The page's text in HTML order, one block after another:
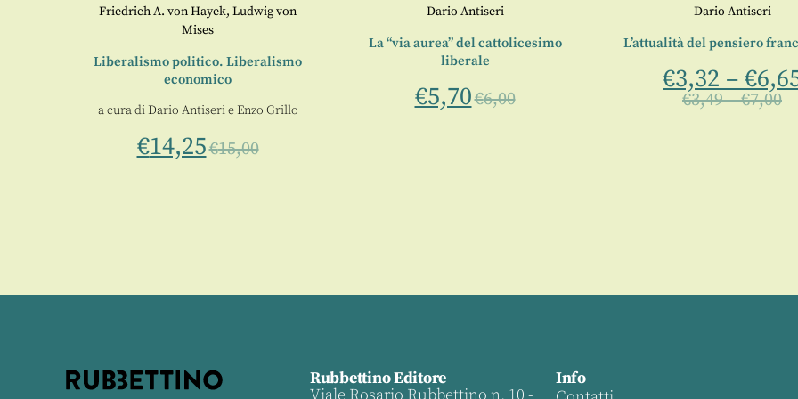
Friedrich A. von Hayek, Ludwig von
Mises
Liberalismo politico. Liberalismo
economico
a cura diDario AntiserieEnzo Grillo
€14,25€15,00
Dario Antiseri
La “via aurea” del cattolicesimo
liberale
€5,70€6,00
Dario Antiseri
L’attualità del pensiero
€3,32 – €
€3,49–€7,00
Rubbettino Editore
Info